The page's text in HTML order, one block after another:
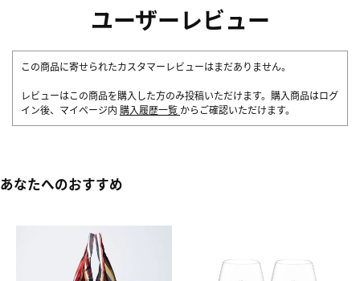
ユーザーレビュー
この商品に寄せられたカスタマーレビューはまだありません。
レビューはこの商品を購入した方のみ投稿いただけます。購入商品はログ
イン後、マイページ内 購入履歴一覧 からご確認いただけます。
あなたへのおすすめ